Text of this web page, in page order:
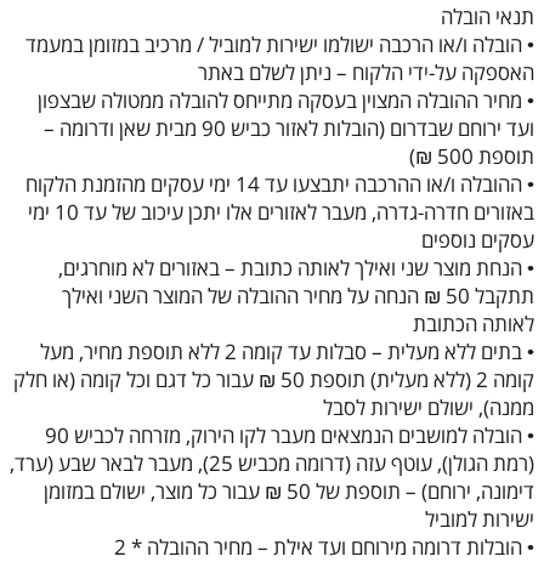
תנאי הובלה
• הובלה ו/או הרכבה ישולמו ישירות למוביל / מרכיב במזומן במעמד
האספקה על-ידי הלקוח – ניתן לשלם באתר
• מחיר ההובלה המצוין בעסקה מתייחס להובלה ממטולה שבצפון
ועד ירוחם שבדרום (הובלות לאזור כביש 90 מבית שאן ודרומה –
תוספת 500 ₪)
• ההובלה ו/או ההרכבה יתבצעו עד 14 ימי עסקים מהזמנת הלקוח
באזורים חדרה-גדרה, מעבר לאזורים אלו יתכן עיכוב של עד 10 ימי
עסקים נוספים
• הנחת מוצר שני ואילך לאותה כתובת – באזורים לא מוחרגים,
תתקבל 50 ₪ הנחה על מחיר ההובלה של המוצר השני ואילך
לאותה הכתובת
• בתים ללא מעלית – סבלות עד קומה 2 ללא תוספת מחיר, מעל
קומה 2 (ללא מעלית) תוספת 50 ₪ עבור כל דגם וכל קומה (או חלק
ממנה), ישולם ישירות לסבל
• הובלה למושבים הנמצאים מעבר לקו הירוק, מזרחה לכביש 90
(רמת הגולן), עוטף עזה (דרומה מכביש 25), מעבר לבאר שבע (ערד,
דימונה, ירוחם) – תוספת של 50 ₪ עבור כל מוצר, ישולם במזומן
ישירות למוביל
• הובלות דרומה מירוחם ועד אילת – מחיר ההובלה * 2